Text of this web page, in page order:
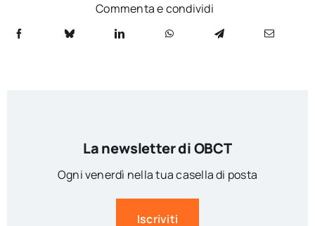
Commenta e condividi
La newsletter di OBCT
Ogni venerdì nella tua casella di posta
Iscriviti